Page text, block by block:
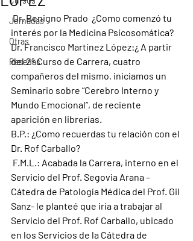
Jornadas
Otras
Reseñas
Dr. Benigno Prado ¿Como comenzó tu
interés por la Medicina Psicosomática?
Dr. Francisco Martínez López:¿ A partir
del 2º Curso de Carrera, cuatro
compañeros del mismo, iniciamos un
Seminario sobre “Cerebro Interno y
Mundo Emocional”, de reciente
aparición en librerías.
B.P.: ¿Como recuerdas tu relación con el
Dr. Rof Carballo?
F.M.L.: Acabada la Carrera, interno en el
Servicio del Prof. Segovia Arana –
Cátedra de Patología Médica del Prof. Gil
Sanz- le planteé que iría a trabajar al
Servicio del Prof. Rof Carballo, ubicado
en los Servicios de la Cátedra de